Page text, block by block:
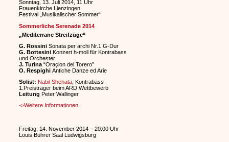
Sonntag, 13. Juli 2014, 11 Uhr
Frauenkirche Lienzingen
Festival „Musikalischer Sommer“
Sommerliche Serenade 2014
„Mediterrane Streifzüge“
G. RossiniSonata per archi Nr.1 G-Dur
G. BottesiniKonzert h-moll für Kontrabass
und Orchester
J. Turina“Oraçion del Torero”
O. RespighiAntiche Danze ed Arie
Solist: Nabil Shehata, Kontrabass
1.Preisträger beim ARD Wettbewerb
Leitung Peter Wallinger
->Weitere Informationen
Freitag, 14. November 2014 – 20:00 Uhr
Louis Bührer Saal Ludwigsburg